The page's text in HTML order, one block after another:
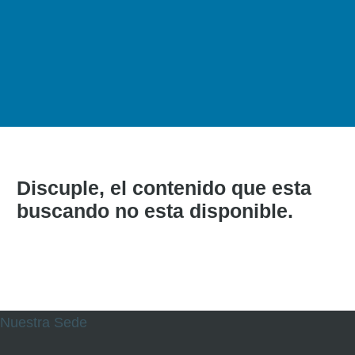
Discuple, el contenido que esta
buscando no esta disponible.
Nuestra Sede